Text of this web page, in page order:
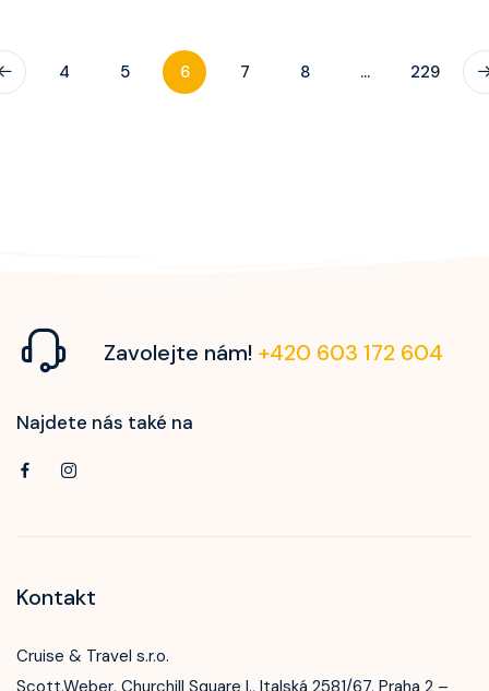
4 5 6 7 8 ... 229
Zavolejte nám! +420 603 172 604
Najdete nás také na
Kontakt
Cruise & Travel s.r.o.
Scott.Weber, Churchill Square I., Italská 2581/67, Praha 2 –